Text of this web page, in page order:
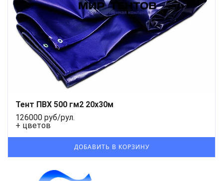
Тент ПВХ 500 гм2 20x30м
126000 руб/рул.
+ цветов